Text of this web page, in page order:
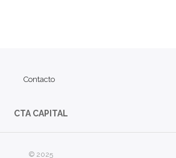
Contacto
CTA CAPITAL
© 2025